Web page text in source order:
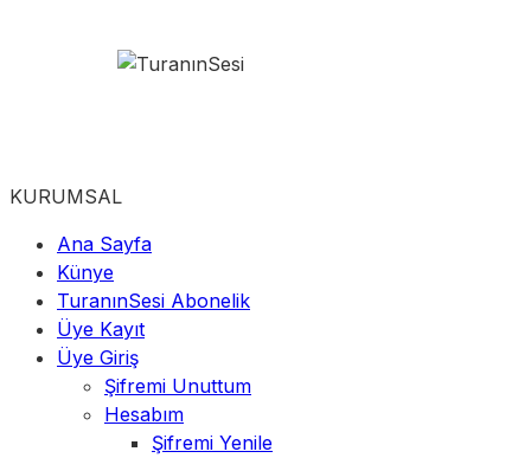
KURUMSAL
Ana Sayfa
Künye
TuranınSesi Abonelik
Üye Kayıt
Üye Giriş
Şifremi Unuttum
Hesabım
Şifremi Yenile